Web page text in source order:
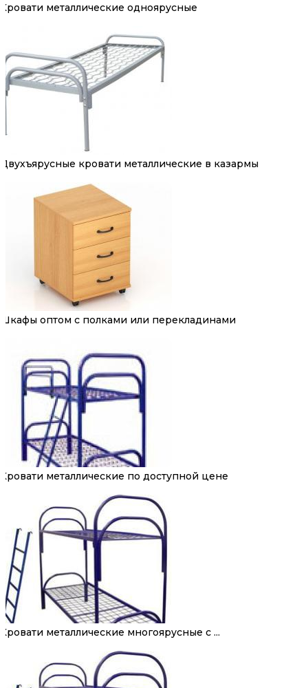
Кровати металлические одноярусные
Двухъярусные кровати металлические в казармы
Шкафы оптом с полками или перекладинами
Кровати металлические по доступной цене
Кровати металлические многоярусные с ...